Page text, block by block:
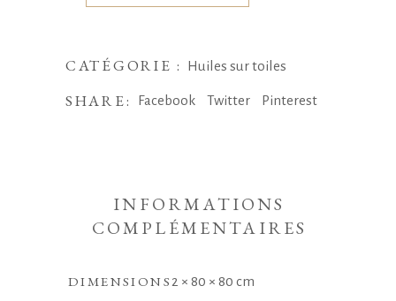
CATÉGORIE : Huiles sur toiles
SHARE: Facebook Twitter Pinterest
INFORMATIONS
COMPLÉMENTAIRES
DIMENSIONS 2 × 80 × 80 cm